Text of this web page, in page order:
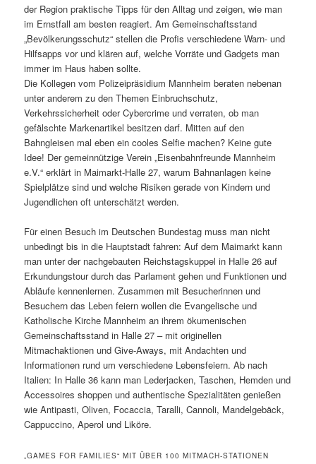
der Region praktische Tipps für den Alltag und zeigen, wie man
im Ernstfall am besten reagiert. Am Gemeinschaftsstand
„Bevölkerungsschutz“ stellen die Profis verschiedene Warn- und
Hilfsapps vor und klären auf, welche Vorräte und Gadgets man
immer im Haus haben sollte.
Die Kollegen vom Polizeipräsidium Mannheim beraten nebenan
unter anderem zu den Themen Einbruchschutz,
Verkehrssicherheit oder Cybercrime und verraten, ob man
gefälschte Markenartikel besitzen darf. Mitten auf den
Bahngleisen mal eben ein cooles Selfie machen? Keine gute
Idee! Der gemeinnützige Verein „Eisenbahnfreunde Mannheim
e.V.“ erklärt in Maimarkt-Halle 27, warum Bahnanlagen keine
Spielplätze sind und welche Risiken gerade von Kindern und
Jugendlichen oft unterschätzt werden.
Für einen Besuch im Deutschen Bundestag muss man nicht
unbedingt bis in die Hauptstadt fahren: Auf dem Maimarkt kann
man unter der nachgebauten Reichstagskuppel in Halle 26 auf
Erkundungstour durch das Parlament gehen und Funktionen und
Abläufe kennenlernen. Zusammen mit Besucherinnen und
Besuchern das Leben feiern wollen die Evangelische und
Katholische Kirche Mannheim an ihrem ökumenischen
Gemeinschaftsstand in Halle 27 – mit originellen
Mitmachaktionen und Give-Aways, mit Andachten und
Informationen rund um verschiedene Lebensfeiern. Ab nach
Italien: In Halle 36 kann man Lederjacken, Taschen, Hemden und
Accessoires shoppen und authentische Spezialitäten genießen
wie Antipasti, Oliven, Focaccia, Taralli, Cannoli, Mandelgebäck,
Cappuccino, Aperol und Liköre.
„GAMES FOR FAMILIES“ MIT ÜBER 100 MITMACH-STATIONEN